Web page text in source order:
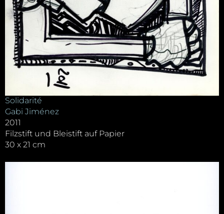
Solidarité
Gabi Jiménez
2011
Filzstift und Bleistift auf Papier
30 x 21 cm